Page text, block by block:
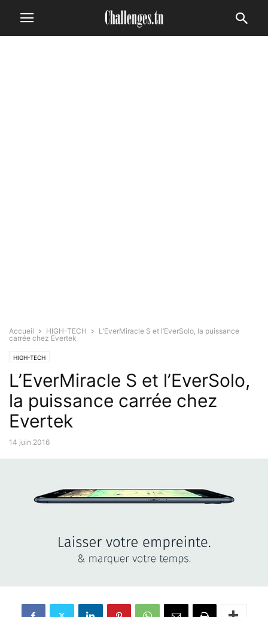
Accueil HIGH-TECH
L’EverMiracle S et l’EverSolo, la puissance
carrée chez Evertek
HIGH-TECH
L’EverMiracle S et l’EverSolo,
la puissance carrée chez
Evertek
14 juin 2016